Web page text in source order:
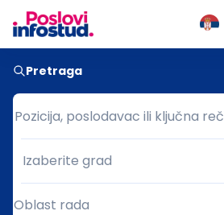
Pretraga
Pozicija, poslodavac ili ključna reč
Pozicija, poslodavac ili ključna reč
Grad
Izaberite grad
Oblast rada